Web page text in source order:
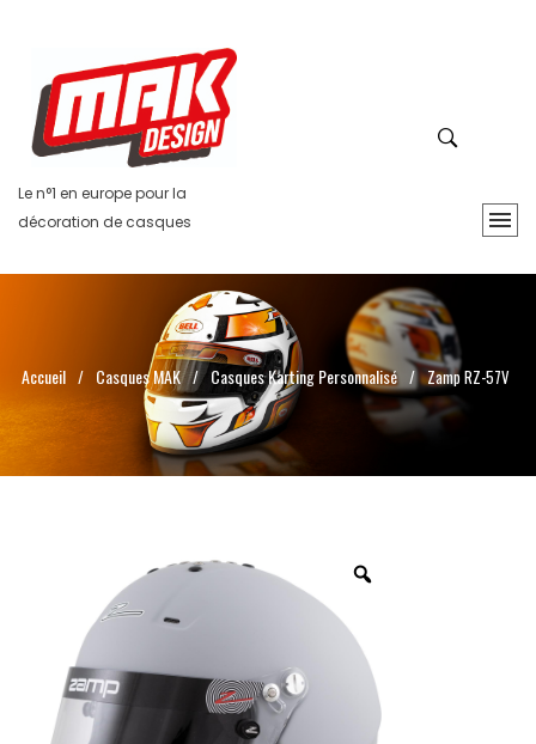
Le n°1 en europe pour la
décoration de casques
Accueil / Casques MAK / Casques Karting Personnalisé / Zamp RZ-57V